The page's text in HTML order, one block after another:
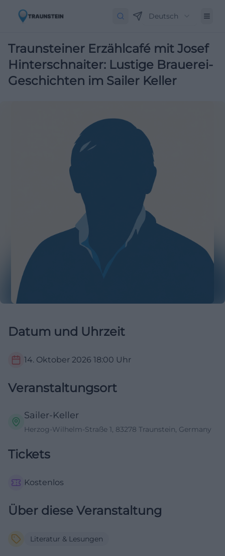
Deutsch
Traunsteiner Erzählcafé mit Josef
Hinterschnaiter: Lustige Brauerei-
Geschichten im Sailer Keller
Datum und Uhrzeit
14. Oktober 2026 18:00 Uhr
Veranstaltungsort
Sailer-Keller
Herzog-Wilhelm-Straße 1, 83278 Traunstein, Germany
Tickets
Kostenlos
Über diese Veranstaltung
Literatur & Lesungen